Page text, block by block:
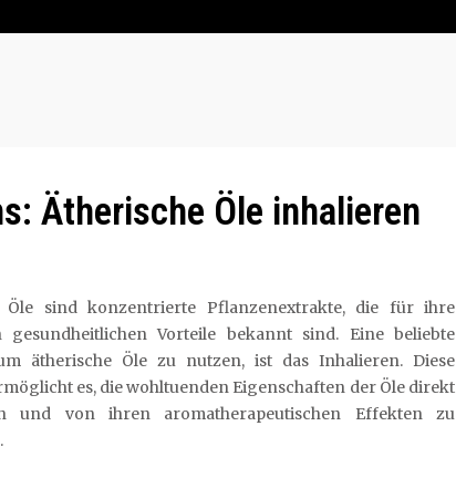
Ätherische Öle inhalieren
Öle sind konzentrierte Pflanzenextrakte, die für ihre
gesundheitlichen Vorteile bekannt sind. Eine beliebte
ätherische Öle zu nutzen, ist das Inhalieren. Diese
es, die wohltuenden Eigenschaften der Öle direkt
und von ihren aromatherapeutischen Effekten zu